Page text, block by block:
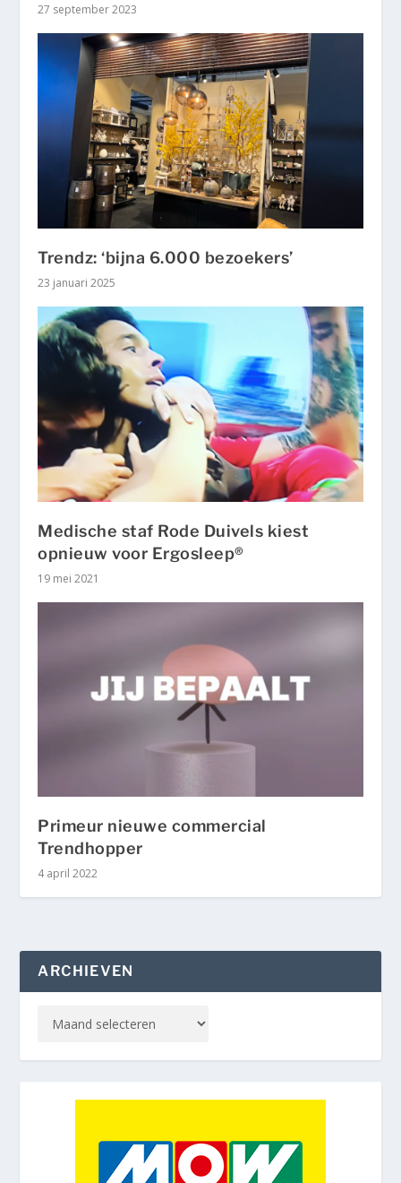
27 september 2023
Trendz: ‘bijna 6.000 bezoekers’
23 januari 2025
Medische staf Rode Duivels kiest
opnieuw voor Ergosleep®
19 mei 2021
Primeur nieuwe commercial
Trendhopper
4 april 2022
ARCHIEVEN